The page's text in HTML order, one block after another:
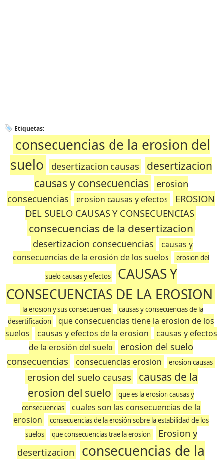
Etiquetas:
consecuencias de la erosion del
suelo
desertizacion causas
desertizacion
causas y consecuencias
erosion
consecuencias
erosion causas y efectos
EROSION
DEL SUELO CAUSAS Y CONSECUENCIAS
consecuencias de la desertizacion
desertizacion consecuencias
causas y
consecuencias de la erosión de los suelos
erosion del
suelo causas y efectos
CAUSAS Y
CONSECUENCIAS DE LA EROSION
la erosion y sus consecuencias
causas y consecuencias de la
desertificacion
que consecuencias tiene la erosion de los
suelos
causas y efectos de la erosion
causas y efectos
de la erosión del suelo
erosion del suelo
consecuencias
consecuencias erosion erosion causas
erosion del suelo causas
causas de la
erosion del suelo
que es la erosion causas y
consecuencias
cuales son las consecuencias de la
erosion
consecuencias de la erosión sobre la estabilidad de los
suelos
que consecuencias trae la erosion
Erosion y
desertizacion
consecuencias de la